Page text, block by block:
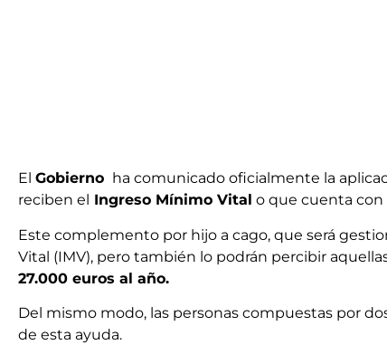
El Gobierno ha comunicado oficialmente la
reciben el Ingreso Mínimo Vital o que cuenta con
Este complemento por hijo a cago, que será
Vital (IMV), pero también lo podrán percibir
27.000 euros al año.
Del mismo modo, las personas compuestas por
de esta ayuda.